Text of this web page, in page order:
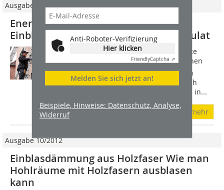
Anti-Roboter-Verifizierung
Hier klicken
FriendlyCaptcha ⇗
Melden Sie sich jetzt an!
Beispiele, Hinweise: Datenschutz, Analyse,
Widerruf
Ausgabe 03/2018
Energetische Sanierung mit
Einblasdämmung aus Steinwollegranulat
Insgesamt verfügt die 1924 gegründete
Selbsthilfe eG in ganz Emden über einen
Bestand von 1122 Wohnungen. 36 von
ihnen befinden sich in den energetisch
modernisierten Mehrfamilienhäusern in...
mehr
Ausgabe 10/2012
Einblasdämmung aus Holzfaser Wie man
Hohlräume mit Holzfasern ausblasen
kann